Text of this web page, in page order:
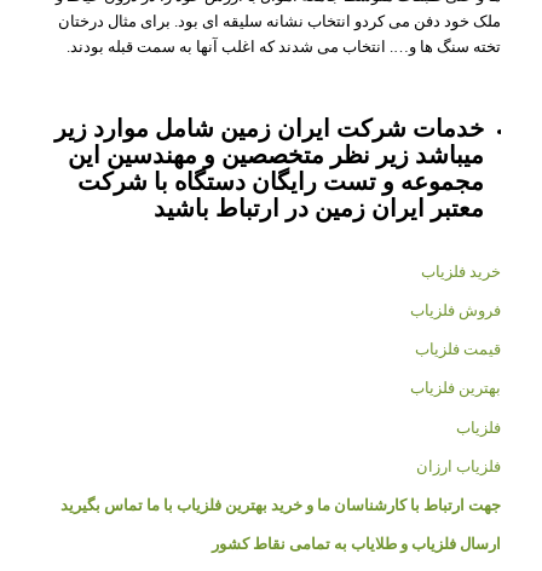
ملک خود دفن می کردو انتخاب نشانه سلیقه ای بود. برای مثال درختان
تخته سنگ ها و…. انتخاب می شدند که اغلب آنها به سمت قبله بودند.
خدمات شرکت ایران زمین شامل موارد زیر
میباشد زیر نظر متخصصین و مهندسین این
مجموعه و تست رایگان دستگاه با شرکت
معتبر ایران زمین در ارتباط باشید
خرید فلزیاب
فروش فلزیاب
قیمت فلزیاب
بهترین فلزیاب
فلزیاب
فلزیاب ارزان
جهت ارتباط با کارشناسان ما و خرید بهترین فلزیاب با ما تماس بگیرید
ارسال فلزیاب و طلایاب به تمامی نقاط کشور